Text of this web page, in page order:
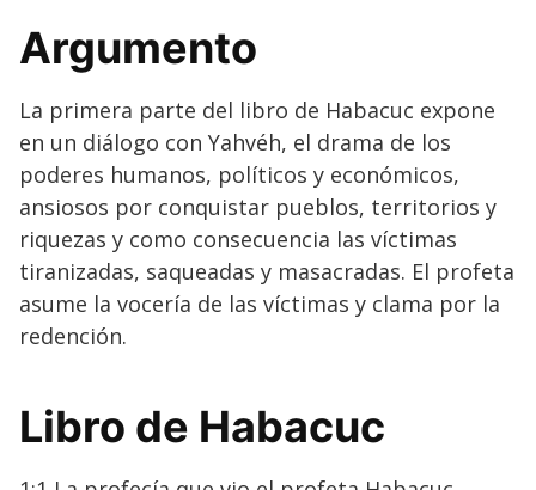
Argumento
La primera parte del libro de Habacuc expone
en un diálogo con Yahvéh, el drama de los
poderes humanos, políticos y económicos,
ansiosos por conquistar pueblos, territorios y
riquezas y como consecuencia las víctimas
tiranizadas, saqueadas y masacradas. El profeta
asume la vocería de las víctimas y clama por la
redención.
Libro de Habacuc